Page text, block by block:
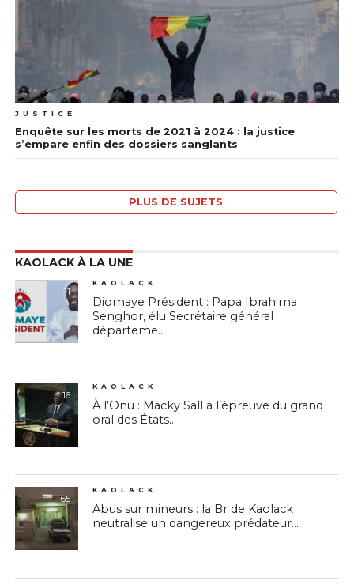
JUSTICE
Enquête sur les morts de 2021 à 2024 : la justice
s’empare enfin des dossiers sanglants
PLUS DE SUJETS
KAOLACK À LA UNE
11
KAOLACK
Diomaye Président : Papa Ibrahima
Senghor, élu Secrétaire général
départeme...
16
KAOLACK
À l’Onu : Macky Sall à l’épreuve du grand
oral des États...
65
KAOLACK
Abus sur mineurs : la Br de Kaolack
neutralise un dangereux prédateur...